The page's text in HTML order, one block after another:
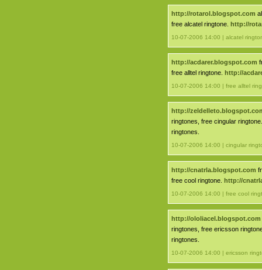
http://rotarol.blogspot.com
free alcatel ringtone. http://
10-07-2006 14:00 | alcatel
http://acdarer.blogspot.com
free alltel ringtone. http://
10-07-2006 14:00 | free alltel
http://
ringtones, free cingular
ringtones.
10-07-2006 14:00 | cingular
http://cnatrla.blogspot.com
free cool ringtone. http://
10-07-2006 14:00 | free cool
http://ololiacel.blogspot.com
ringtones, free ericsson
ringtones.
10-07-2006 14:00 | ericsson